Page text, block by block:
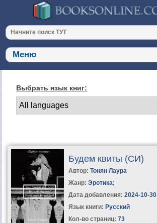
Выбрать язык книг:
Будем квиты (СИ)
Автор: Тонян Лаура
Жанр: Эротика;
Дата добавления: 2024-10-30
Язык книги: Русский
Кол-во страниц: 73